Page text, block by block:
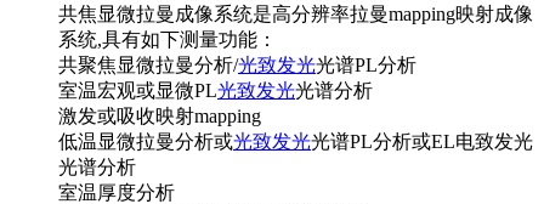
共焦显微拉曼成像系统是高分辨率拉曼mapping映射成像
系统,具有如下测量功能：
共聚焦显微拉曼分析/光致发光光谱PL分析
室温宏观或显微PL光致发光光谱分析
激发或吸收映射mapping
低温显微拉曼分析或光致发光光谱PL分析或EL电致发光
光谱分析
室温厚度分析